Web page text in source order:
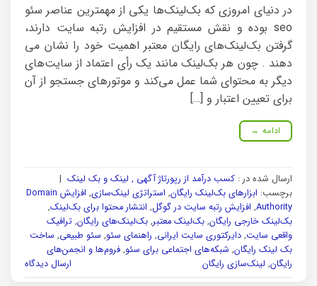
در دنیای امروزی که بک‌لینک‌ها یکی از مهمترین عناصر سئو
seo بوده و نقش مستقیم در افزایش رتبه سایت دارند،
گرفتن بک‌لینک‌های رایگان معتبر اهمیت خود را نشان می
دهند . چون هر بک‌لینک مانند یک رأی اعتماد از سایت‌های
دیگر به محتوای شما عمل می‌کند و موتورهای جستجو از آن
برای تعیین اعتبار و […]
ادامه →
ارسال شده در : کسب درآمد از رپورتاژ آگهی , لینک و بک لینک |
برچسب: ابزارهای بک‌لینک رایگان, استراتژی لینک‌سازی,
افزایش Domain
Authority
, افزایش رتبه سایت در گوگل, انتشار محتوا برای بک‌لینک,
بک‌لینک خارجی رایگان, بک‌لینک معتبر, بک‌لینک‌های رایگان, ترافیک
واقعی سایت, دایرکتوری سایت ایرانی, راهنمای سئو, سئو طبیعی, ساخت
بک لینک رایگان, شبکه‌های اجتماعی برای سئو, فروم‌ها و انجمن‌های
رایگان, لینک‌سازی رایگان ارسال دیدگاه